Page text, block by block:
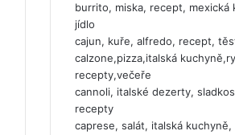
burrito, miska, recept, mexická
jídlo
cajun, kuře, alfredo, recept,
calzone,pizza,italská
recepty,večeře
cannoli, italské dezerty,
recepty
caprese, salát, italská kuchyně,